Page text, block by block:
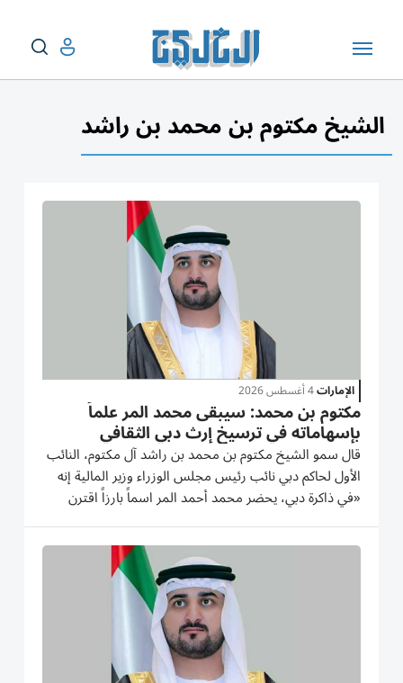
الشيخ مكتوم بن محمد بن راشد
الإمارات4 أغسطس 2026
مكتوم بن محمد: سيبقى محمد المر علماً
بإسهاماته في ترسيخ إرث دبي الثقافي
قال سمو الشيخ مكتوم بن محمد بن راشد آل مكتوم، النائب
الأول لحاكم دبي نائب رئيس مجلس الوزراء وزير المالية إنه
«في ذاكرة دبي، يحضر محمد أحمد المر اسماً بارزاً اقترن
بالمشهد الثقافي في مسيرة الإمارة»، إذ أسهم في تأسيس
ورئاسة مجلس دبي الثقافي، وندوة الثقافة والعلوم، ومكتبة...